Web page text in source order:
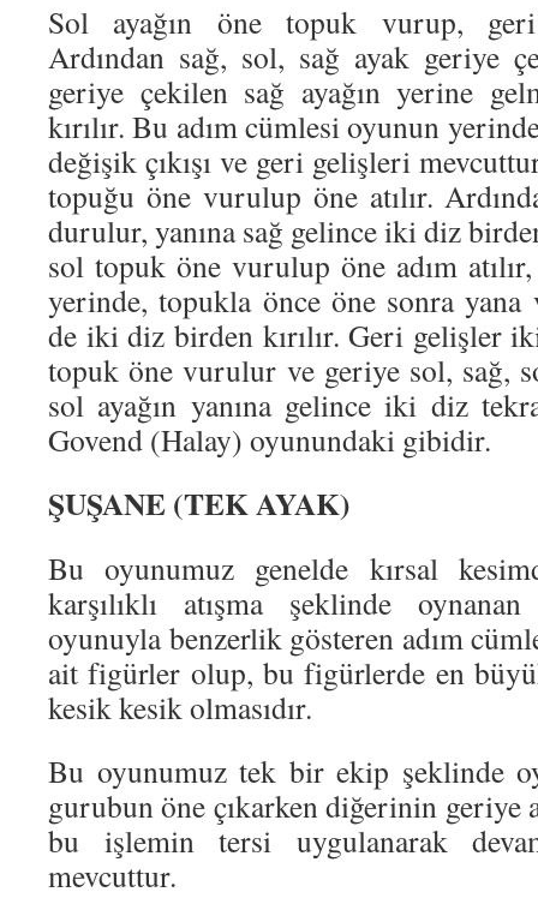
Sol ayağın öne topuk vurup,
Ardından sağ, sol, sağ ayak geriye
geriye çekilen sağ ayağın yerine
kırılır. Bu adım cümlesi oyunun
değişik çıkışı ve geri gelişleri
topuğu öne vurulup öne atılır.
durulur, yanına sağ gelince iki diz
sol topuk öne vurulup öne adım
yerinde, topukla önce öne sonra
de iki diz birden kırılır. Geri gelişler
topuk öne vurulur ve geriye sol, sağ,
sol ayağın yanına gelince iki diz
Govend (Halay) oyunundaki gibidir.
ŞUŞANE (TEK AYAK)
Bu oyunumuz genelde kırsal
karşılıklı atışma şeklinde
oyunuyla benzerlik gösteren adım
ait figürler olup, bu figürlerde en
kesik kesik olmasıdır.
Bu oyunumuz tek bir ekip şeklinde
gurubun öne çıkarken diğerinin geriye
bu işlemin tersi uygulanarak
mevcuttur.